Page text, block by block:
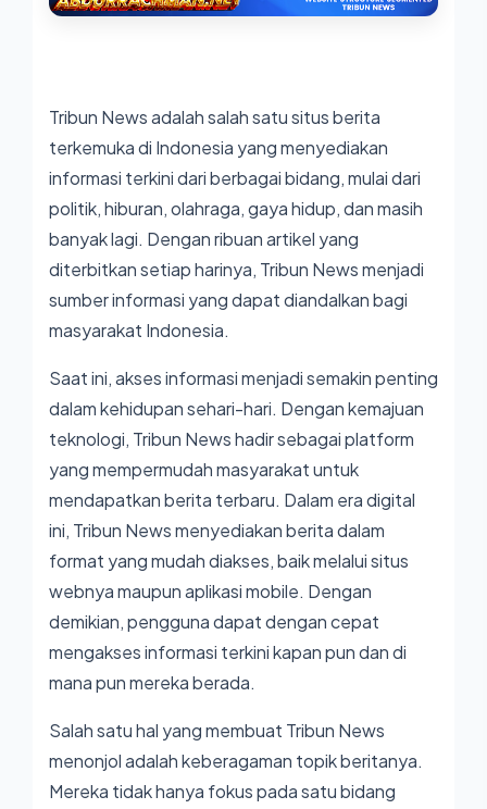
Tribun News adalah salah satu situs berita
terkemuka di Indonesia yang menyediakan
informasi terkini dari berbagai bidang, mulai dari
politik, hiburan, olahraga, gaya hidup, dan masih
banyak lagi. Dengan ribuan artikel yang
diterbitkan setiap harinya, Tribun News menjadi
sumber informasi yang dapat diandalkan bagi
masyarakat Indonesia.
Saat ini, akses informasi menjadi semakin penting
dalam kehidupan sehari-hari. Dengan kemajuan
teknologi, Tribun News hadir sebagai platform
yang mempermudah masyarakat untuk
mendapatkan berita terbaru. Dalam era digital
ini, Tribun News menyediakan berita dalam
format yang mudah diakses, baik melalui situs
webnya maupun aplikasi mobile. Dengan
demikian, pengguna dapat dengan cepat
mengakses informasi terkini kapan pun dan di
mana pun mereka berada.
Salah satu hal yang membuat Tribun News
menonjol adalah keberagaman topik beritanya.
Mereka tidak hanya fokus pada satu bidang